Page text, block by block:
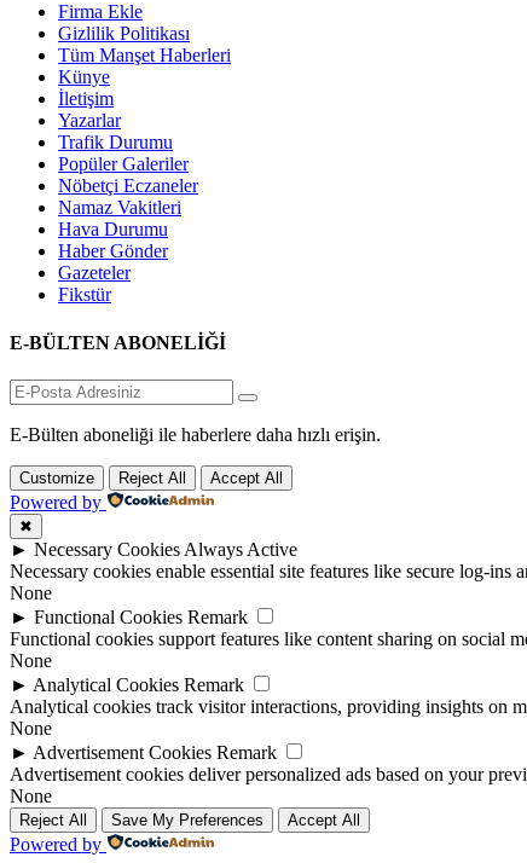
Firma Ekle
Gizlilik Politikası
Tüm Manşet Haberleri
Künye
İletişim
Yazarlar
Trafik Durumu
Popüler Galeriler
Nöbetçi Eczaneler
Namaz Vakitleri
Hava Durumu
Haber Gönder
Gazeteler
Fikstür
E-BÜLTEN ABONELİĞİ
E-Bülten aboneliği ile haberlere daha hızlı erişin.
Customize Reject All Accept All
Powered by
✖
► Necessary Cookies Always Active
Necessary cookies enable essential site features like secure log-ins
None
► Functional Cookies Remark
Functional cookies support features like content sharing on social
None
► Analytical Cookies Remark
Analytical cookies track visitor interactions, providing insights on
None
► Advertisement Cookies Remark
Advertisement cookies deliver personalized ads based on your
None
Reject All Save My Preferences Accept All
Powered by